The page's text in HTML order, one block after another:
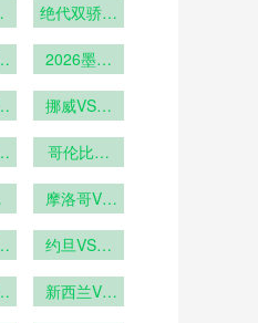
300%？》
绝代双骄刷
2026墨美
场馆混合用
衣室动线设
挪威VS塞
VS塞内加
哥伦比亚
伦比亚VS
摩洛哥VS
VS海地直
约旦VS阿
播约旦VS
新西兰VS